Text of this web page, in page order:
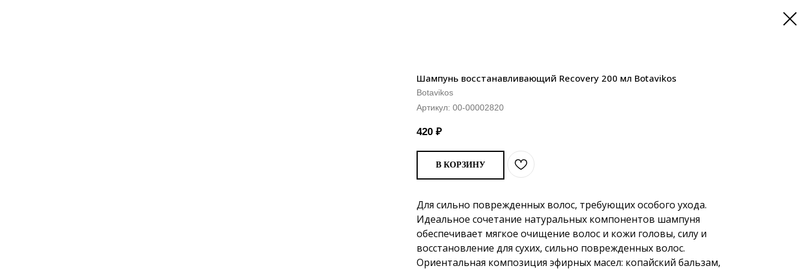
Шампунь восстанавливающий Recovery 200 мл Botavikos
Botavikos
Артикул: 00-00002820
420 ₽
В КОРЗИНУ
Для сильно поврежденных волос, требующих особого ухода.
Идеальное сочетание натуральных компонентов шампуня
обеспечивает мягкое очищение волос и кожи головы, силу и
восстановление для сухих, сильно поврежденных волос.
Ориентальная композиция эфирных масел: копайский бальзам,